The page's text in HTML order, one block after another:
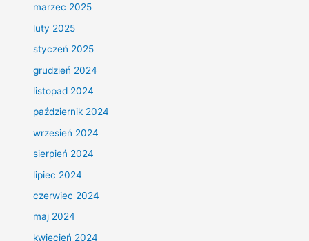
marzec 2025
luty 2025
styczeń 2025
grudzień 2024
listopad 2024
październik 2024
wrzesień 2024
sierpień 2024
lipiec 2024
czerwiec 2024
maj 2024
kwiecień 2024